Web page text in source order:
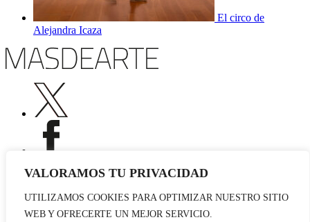
VALORAMOS TU PRIVACIDAD
UTILIZAMOS COOKIES PARA OPTIMIZAR NUESTRO SITIO
WEB Y OFRECERTE UN MEJOR SERVICIO.
El circo de
Alejandra Icaza
Publicidad